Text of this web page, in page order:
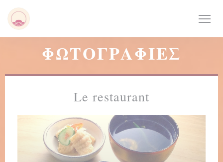
ΦΩΤΟΓΡΑΦΊΕΣ
Le restaurant